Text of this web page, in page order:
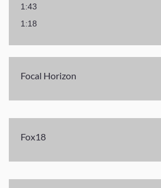
1:43
1:18
Focal Horizon
Fox18